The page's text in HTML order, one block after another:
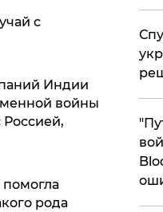
с
Индии
войны
Россией,
помогла
рода